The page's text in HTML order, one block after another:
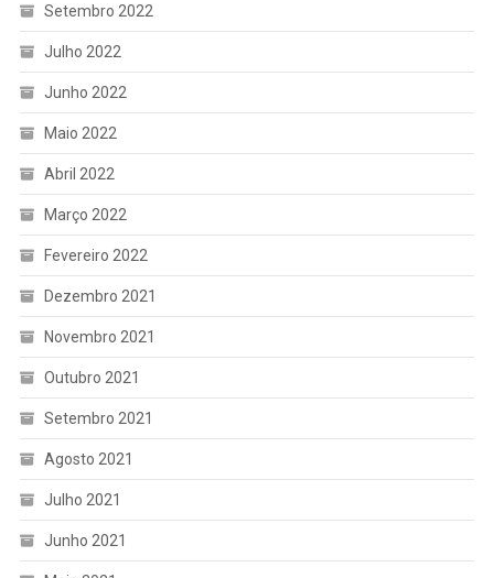
Setembro 2022
Julho 2022
Junho 2022
Maio 2022
Abril 2022
Março 2022
Fevereiro 2022
Dezembro 2021
Novembro 2021
Outubro 2021
Setembro 2021
Agosto 2021
Julho 2021
Junho 2021